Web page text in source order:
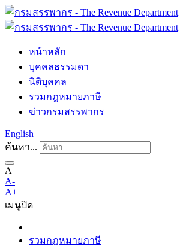
หน้าหลัก
บุคคลธรรมดา
นิติบุคคล
รวมกฎหมายภาษี
ข่าวกรมสรรพากร
English
ค้นหา...
A
A-
A+
เมนูปิด
รวมกฎหมายภาษี